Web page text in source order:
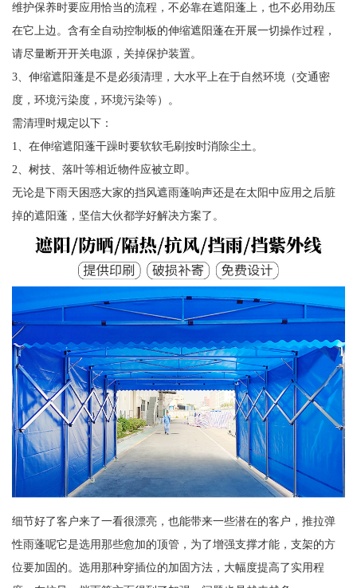
维护保养时要应用恰当的流程，不必靠在遮阳蓬上，也不必用劲压
在它上边。含有全自动控制板的伸缩遮阳蓬在开展一切操作过程，
请尽量断开开关电源，关掉保护装置。
3、伸缩遮阳蓬是不是必须清理，大水平上在于自然环境（交通密
度，环境污染度，环境污染等）。
需清理时规定以下：
1、在伸缩遮阳蓬干躁时要软软毛刷按时消除尘土。
2、树技、落叶等相近物件应被立即。
无论是下雨天困惑大家的挡风遮雨蓬响声还是在太阳中应用之后脏
掉的遮阳蓬，坚信大伙都学好解决方案了。
细节好了客户来了一看很漂亮，也能带来一些潜在的客户，推拉弹
性雨蓬呢它是选用那些愈加的顶管，为了增强支撑才能，支架的方
位要加固的。选用那种穿插位的加固方法，大幅度提高了实用程